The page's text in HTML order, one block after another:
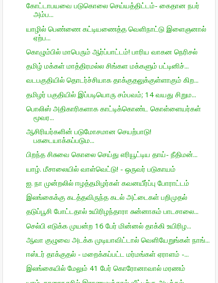
கோட்டாபயவை படுகொலை செய்யத்திட்டம்- கைதான நபர்
அம்ப...
யாழில் பெண்ணை கட்டியணைத்த வெளிநாட்டு இளைஞனால்
ஏற்ப...
கொழும்பில் மாபெரும் ஆர்ப்பாட்டம்! பாரிய வாகன நெரிசல்
தமிழ் மக்கள் மாத்திரமல்ல சிங்கள மக்களும் பட்டினிச்...
வடபகுதியில் தொடர்ச்சியாக தாக்குதலுக்குள்ளாகும் கிற...
தமிழர் பகுதியில் இப்படியொரு சம்பவம்; 14 வயது சிறும...
பொலிஸ் அதிகாரிகளாக காட்டிக்கொண்ட கொள்ளையர்கள்
மூவர...
ஆசிரியர்களின் படுமோசமான செயற்பாடு!
பகடையாக்கப்படும...
பிறந்த சிசுவை கொலை செய்து எரியூட்டிய தாய்- நீதிமன்...
யாழ். மீசாலையில் வாள்வெட்டு! - ஒருவர் படுகாயம்
ஐ. நா முன்றலில் ஈழத்தமிழர்கள் கவனயீர்ப்பு போராட்டம்
இலங்கைக்கு கடத்தவிருந்த கடல் அட்டைகள் பறிமுதல்
தடுப்பூசி போட்டதால் உயிரிழந்தாரா சுன்னாகம் பாடசாலை...
செல்பி எடுக்க முயன்ற 16 பேர் மின்னல் தாக்கி உயிரிழ...
ஆவா குழுவை அடக்க முடியாவிட்டால் வெளியேறுங்கள் நாங்...
ஈஸ்டர் தாக்குதல் - மறைக்கப்பட்ட மர்மங்கள் ஏராளம் -...
இலங்கையில் மேலும் 41 பேர் கொரோனாவால் மரணம்